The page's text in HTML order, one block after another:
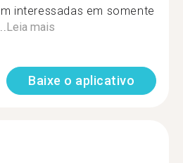
interessadas em somente
Leia mais
Baixe o aplicativo